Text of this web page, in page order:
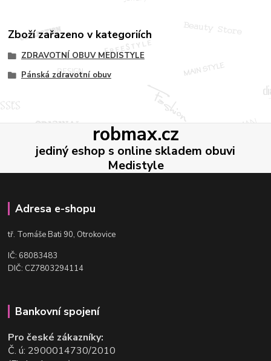
Zboží zařazeno v kategoriích
ZDRAVOTNÍ OBUV MEDISTYLE
Pánská zdravotní obuv
robmax.cz
jediný eshop s online skladem obuvi
Medistyle
Adresa e-shopu
tř. Tomáše Bati 90, Otrokovice
IČ: 68083483
DIČ: CZ7803294114
Bankovní spojení
Pro české zákazníky:
Č. ú: 2900014730/2010